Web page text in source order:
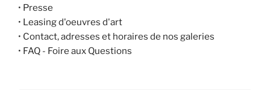
• Presse
• Leasing d'oeuvres d'art
• Contact, adresses et horaires de nos galeries
• FAQ - Foire aux Questions